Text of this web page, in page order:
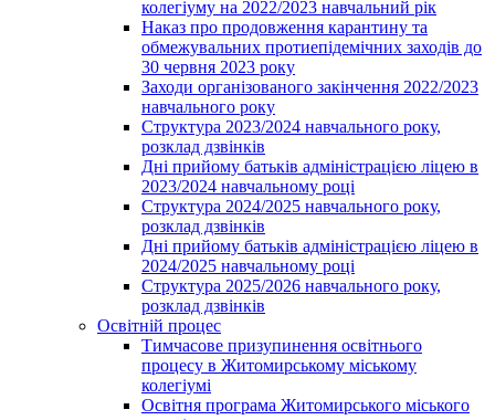
колегіуму на 2022/2023 навчальний рік
Наказ про продовження карантину та
обмежувальних протиепідемічних заходів до
30 червня 2023 року
Заходи організованого закінчення 2022/2023
навчального року
Структура 2023/2024 навчального року,
розклад дзвінків
Дні прийому батьків адміністрацією ліцею в
2023/2024 навчальному році
Структура 2024/2025 навчального року,
розклад дзвінків
Дні прийому батьків адміністрацією ліцею в
2024/2025 навчальному році
Структура 2025/2026 навчального року,
розклад дзвінків
Освітній процес
Тимчасове призупинення освітнього
процесу в Житомирському міському
колегіумі
Освітня програма Житомирського міського